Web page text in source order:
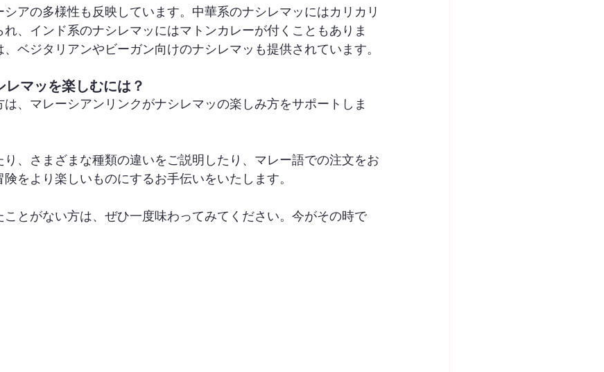
アの多様性も反映しています。中華系のナシレマッにはカリカリ
、インド系のナシレマッにはマトンカレーが付くこともありま
ベジタリアンやビーガン向けのナシレマッも提供されています。
マッを楽しむには？
、マレーシアンリンクがナシレマッの楽しみ方をサポートしま
、さまざまな種類の違いをご説明したり、マレー語での注文をお
をより楽しいものにするお手伝いをいたします。
ことがない方は、ぜひ一度味わってみてください。今がその時で